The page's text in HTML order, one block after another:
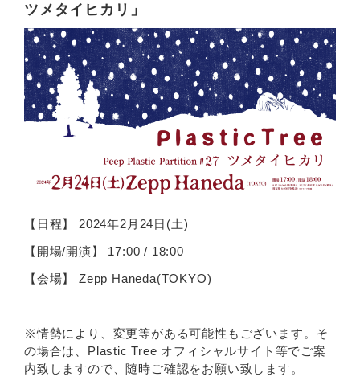
ツメタイヒカリ」
【日程】 2024年2月24日(土)
【開場/開演】 17:00 / 18:00
【会場】 Zepp Haneda(TOKYO)
※情勢により、変更等がある可能性もございます。そ
の場合は、Plastic Tree オフィシャルサイト等でご案
内致しますので、随時ご確認をお願い致します。